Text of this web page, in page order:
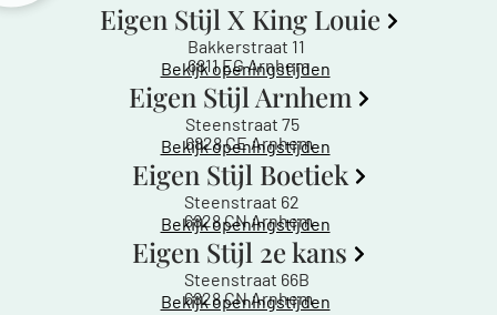
Eigen Stijl X King Louie
Bakkerstraat 11
6811 EG Arnhem
Bekijk openingstijden
Eigen Stijl Arnhem
Steenstraat 75
6828 CE Arnhem
Bekijk openingstijden
Eigen Stijl Boetiek
Steenstraat 62
6828 CN Arnhem
Bekijk openingstijden
Eigen Stijl 2e kans
Steenstraat 66B
6828 CN Arnhem
Bekijk openingstijden